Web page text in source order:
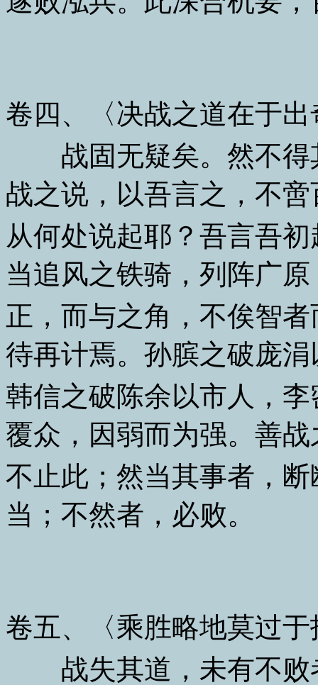
卷四、〈决战之道在于
战固无疑矣。然不得
战之说，以吾言之，不
从何处说起耶？吾言吾
当追风之铁骑，列阵广
正，而与之角，不俟智
待再计焉。孙膑之破庞
韩信之破陈余以市人，
覆众，因弱而为强。善
不止此；然当其事者，
当；不然者，必败。
卷五、〈乘胜略地莫过
战失其道，未有不败